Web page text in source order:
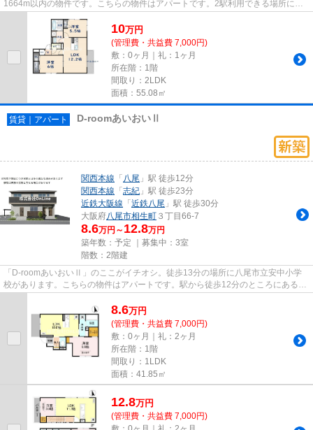
1664m以内の物件です。こちらの物件はアパートです。2駅利用できる場所にあ
り、アクセスが便利です。スタ...
10万円
(管理費・共益費 7,000円)
敷：0ヶ月｜礼：1ヶ月
所在階：1階
間取り：2LDK
面積：55.08㎡
賃貸｜アパート D-roomあいおいⅡ
関西本線 「 八尾 」駅 徒歩12分
関西本線 「志紀 」駅 徒歩23分
近鉄大阪線 「近鉄八尾 」駅 徒歩30分
大阪府八尾市相生町 ３丁目66-7
8.6万円～ 12.8万円
築年数：予定 ｜募集中： 3室
階数：2階建
「D-roomあいおいⅡ」のここがイチオシ。徒歩13分の場所に八尾市立安中小学
校があります。こちらの物件はアパートです。駅から徒歩12分のところにあるア
パートはいかがでしょうか。八尾...
8.6万円
(管理費・共益費 7,000円)
敷：0ヶ月｜礼：2ヶ月
所在階：1階
間取り：1LDK
面積：41.85㎡
12.8万円
(管理費・共益費 7,000円)